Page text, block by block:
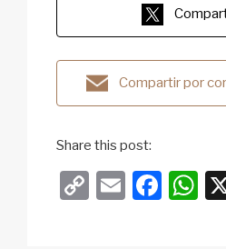
Compartir por
Share this post:
C
E
F